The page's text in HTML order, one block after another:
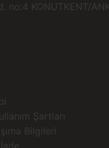
no:4 KONUTKENT/
Şartları
Bilgileri